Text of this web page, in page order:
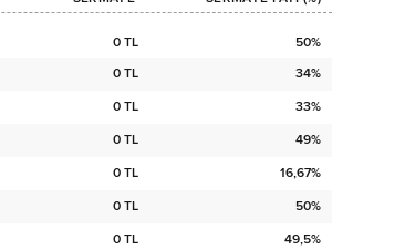
0 TL
50%
0 TL
34%
0 TL
33%
0 TL
49%
0 TL
16,67%
0 TL
50%
0 TL
49,5%